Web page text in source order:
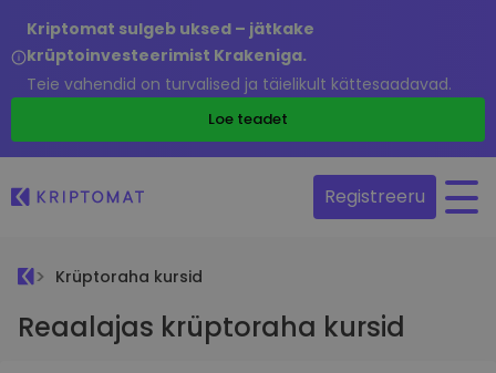
Kriptomat sulgeb uksed – jätkake
krüptoinvesteerimist Krakeniga.
Teie vahendid on turvalised ja täielikult kättesaadavad.
Loe teadet
Registreeru
Krüptoraha kursid
Reaalajas krüptoraha kursid